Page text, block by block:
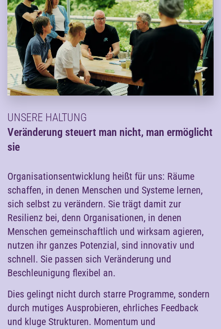
UNSERE HALTUNG
Veränderung steuert man nicht, man ermöglicht
sie
Organisationsentwicklung heißt für uns: Räume
schaffen, in denen Menschen und Systeme lernen,
sich selbst zu verändern. Sie trägt damit zur
Resilienz bei, denn Organisationen, in denen
Menschen gemeinschaftlich und wirksam agieren,
nutzen ihr ganzes Potenzial, sind innovativ und
schnell. Sie passen sich Veränderung und
Beschleunigung flexibel an.
Dies gelingt nicht durch starre Programme, sondern
durch mutiges Ausprobieren, ehrliches Feedback
und kluge Strukturen. Momentum und